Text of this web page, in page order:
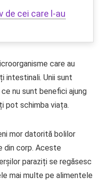
de cei care l-au
care au
intestinali. Unii sunt
nu sunt benefici ajung
pot schimba viața.
mor datorită bolilor
din corp. Aceste
paraziți se regăsesc
mai multe pe alimentele